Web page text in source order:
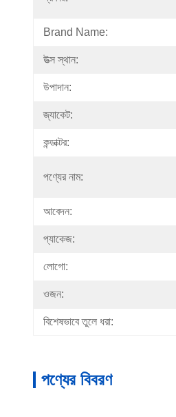
Brand Name:
উত্স স্থান:
উপাদান:
জ্যাকেট:
কন্ডাক্টর:
পণ্যের নাম:
আবেদন:
প্যাকেজ:
লোগো:
ওজন:
বিশেষভাবে তুলে ধরা:
পণ্যের বিবরণ